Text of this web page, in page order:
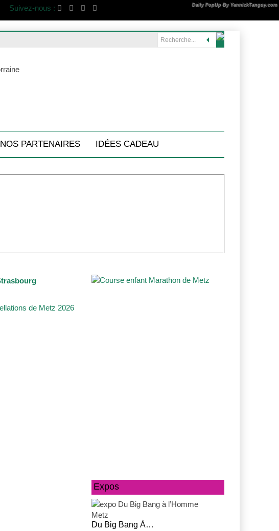
Daily PopUp By YannickTanguy.com
Suivez-nous :
NOS PARTENAIRES IDÉES CADEAU
Expos
Du Big Bang À…